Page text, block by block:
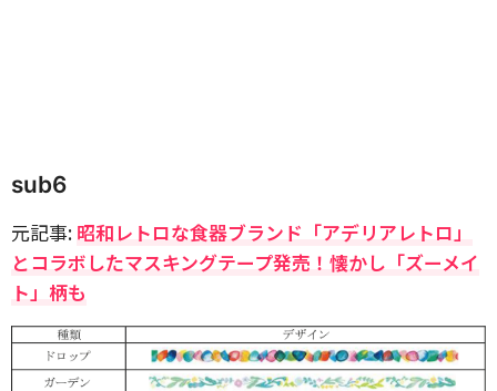
sub6
元記事: 昭和レトロな食器ブランド「アデリアレトロ」
とコラボしたマスキングテープ発売！懐かし「ズーメイ
ト」柄も